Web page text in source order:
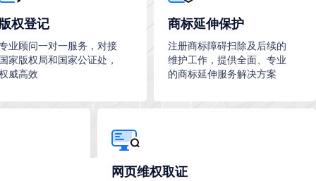
权登记
业顾问一对一服务，对接
家版权局和国家公证处，
威高效
商标延伸保护
注册商标障碍扫除及后续的
维护工作，提供全面、专业
的商标延伸服务解决方案
网页维权取证